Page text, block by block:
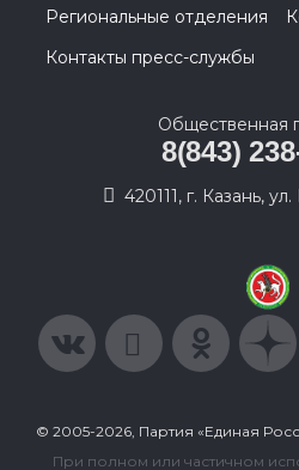
Региональные отделения
Контакты пресс-службы
Общественная
8(843)
420111, г. Казань,
© 2005-2026, Партия «Единая
При полном или частичном